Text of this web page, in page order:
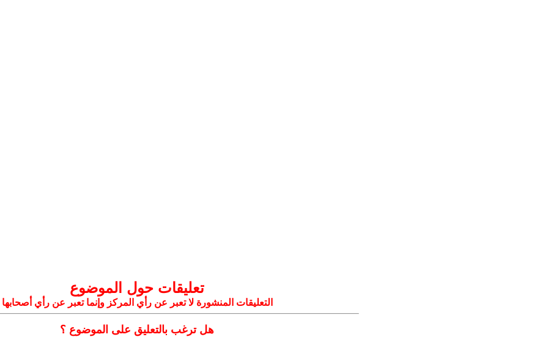
تعليقات حول الموضوع
التعليقات المنشورة لا تعبر عن رأي المركز وإنما تعبر عن رأي أصحابها
هل ترغب بالتعليق على الموضوع ؟